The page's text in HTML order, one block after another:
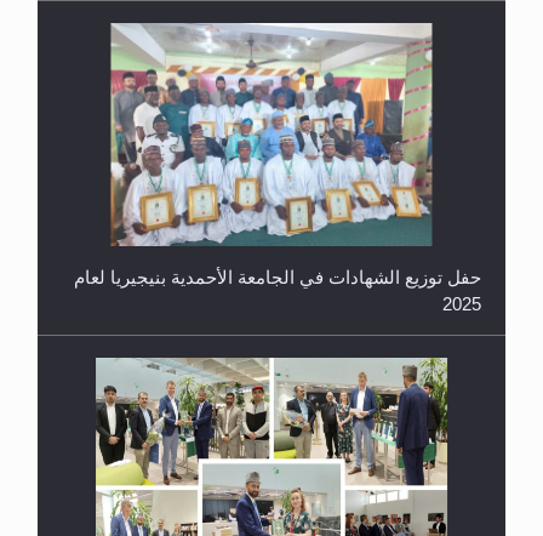
حفل توزيع الشهادات في الجامعة الأحمدية بنيجيريا لعام
2025